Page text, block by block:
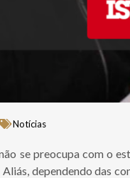
Notícias
se preocupa com o
dependendo das